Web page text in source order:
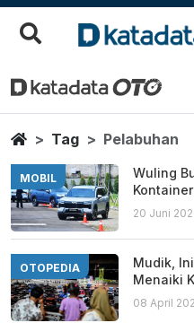
Pelabuhan
Berita Terbaru
HomeTag Pelabuhan
MOBIL
Wuling
20 Juni
OTOPEDIA
Mudik,
Menaiki
08 April